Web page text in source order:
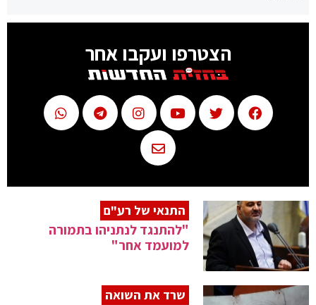
הצטרפו ועקבו אחר
התנאי של רע"ם
"להתנגד לנתניהו בתמורה
למועמד אחר"
שרד את השואה